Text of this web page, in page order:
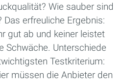
Wie sauber sind
Das erfreuliche Ergebnis:
gut ab und keiner leistet
Schwäche. Unterschiede
Testkriterium:
müssen die Anbieter den